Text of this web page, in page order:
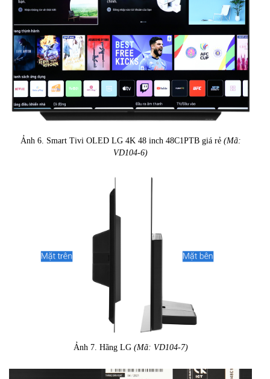
Ảnh 6. Smart Tivi OLED LG 4K 48 inch 48C1PTB giá rẻ (Mã:
VD104-6)
Ảnh 7. Hãng LG (Mã: VD104-7)